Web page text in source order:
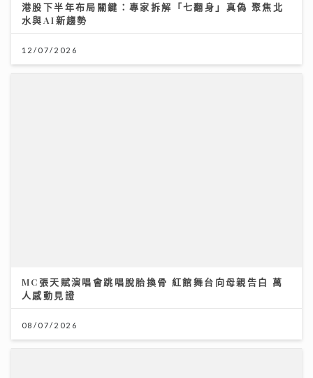
港股下半年布局關鍵：專家拆解「七翻身」真偽 聚焦北
水與AI新趨勢
12/07/2026
MC張天賦演唱會跳唱脫胎換骨 紅館舞台向母親告白 萬
人感動見證
08/07/2026